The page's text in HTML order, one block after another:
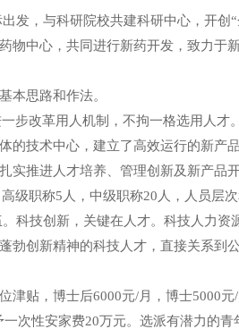
，与科研院校共建科研中心，开创
中心，共同进行新药开发，致力于新
本思路和作法。
步改革用人机制，不拘一格选用人才。
技术中心，建立了高效运行的新产
推进人才培养、管理创新及新产品
级职称5人，中级职称20人，人员层
技创新，关键在人才。科技人力资
创新精神的科技人才，直接关系到
贴，博士后6000元/月，博士5000
次性安家费20万元。选派有潜力的